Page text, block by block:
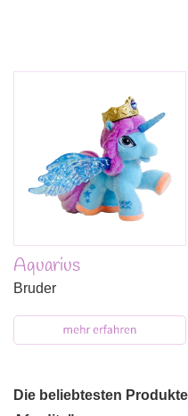
Aquarius
Bruder
Die beliebtesten